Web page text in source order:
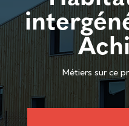
Métiers sur ce